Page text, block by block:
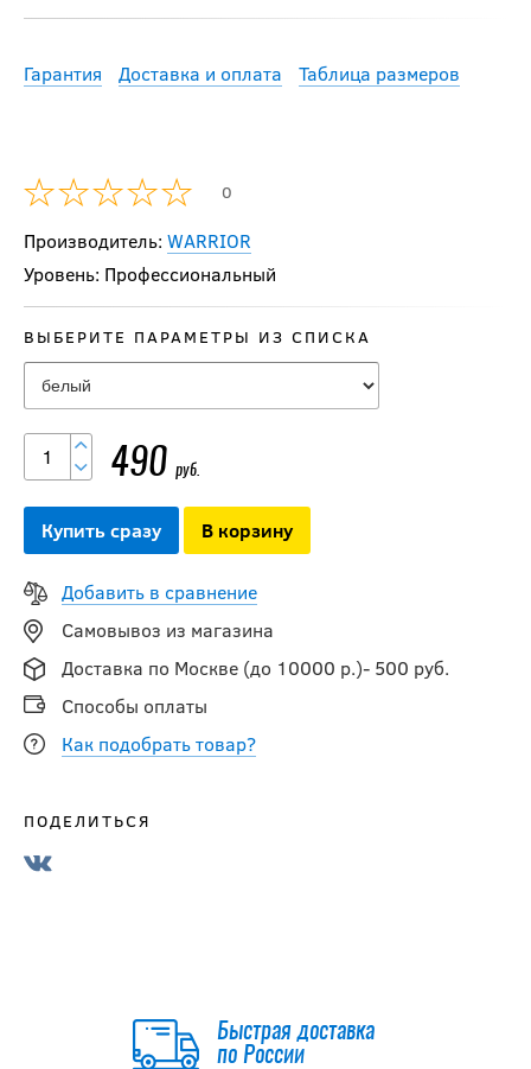
Гарантия Доставка и оплата Таблица размеров
0
Производитель: WARRIOR
Уровень: Профессиональный
ВЫБЕРИТЕ ПАРАМЕТРЫ ИЗ СПИСКА
490 руб.
Купить сразу В корзину
Добавить в сравнение
Самовывоз из магазина
Доставка по Москве (до 10000 р.)- 500 руб.
Способы оплаты
Как подобрать товар?
ПОДЕЛИТЬСЯ
Быстрая доставка
по России